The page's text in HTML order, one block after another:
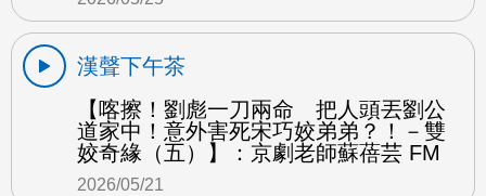
漢聲下午茶
【喀擦！劉彪一刀兩命 把人頭丟劉公
道家中！意外害死宋巧姣弟弟？！－雙
姣奇緣（五）】：京劇老師蘇蓓芸 FM
2026/05/21